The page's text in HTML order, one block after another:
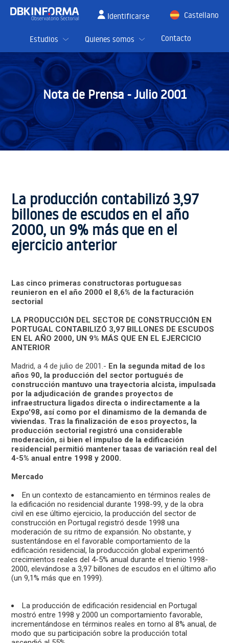
Identificarse
Castellano
Estudios
Quienes somos Contacto
Nota de Prensa -Julio 2001
La producción contabilizó 3,97
billones de escudos en el año
2000, un 9% más que en el
ejercicio anterior
Las cinco primeras constructoras portuguesas
reunieron en el año 2000 el 8,6% de la facturación
sectorial
LA PRODUCCIÓN DEL SECTOR DE CONSTRUCCIÓN EN
PORTUGAL CONTABILIZÓ 3,97 BILLONES DE ESCUDOS
EN EL AÑO 2000, UN 9% MÁS QUE EN EL EJERCICIO
ANTERIOR
Madrid, a 4 de julio de 2001.- En la segunda mitad de los
años 90, la producción del sector portugués de
construcción mantuvo una trayectoria alcista, impulsada
por la adjudicación de grandes proyectos de
infraestructura ligados directa o indirectamente a la
Expo'98, así como por el dinamismo de la demanda de
viviendas. Tras la finalización de esos proyectos, la
producción sectorial registró una considerable
moderación, si bien el impulso de la edificación
residencial permitió mantener tasas de variación real del
4-5% anual entre 1998 y 2000.
Mercado
En un contexto de estancamiento en términos reales de
la edificación no residencial durante 1998-99, y de la obra
civil en ese último ejercicio, la producción del sector de
construcción en Portugal registró desde 1998 una
moderación de su ritmo de expansión. No obstante, y
sustentándose en el favorable comportamiento de la
edificación residencial, la produccción global experimentó
crecimientos reales del 4-5% anual durante el trienio 1998-
2000, elevándose a 3,97 billones de escudos en el último año
(un 9,1% más que en 1999).
La producción de edificación residencial en Portugal
mostró entre 1998 y 2000 un comportamiento favorable,
incrementándose en términos reales en torno al 8% anual, de
modo que su participación sobre la producción total